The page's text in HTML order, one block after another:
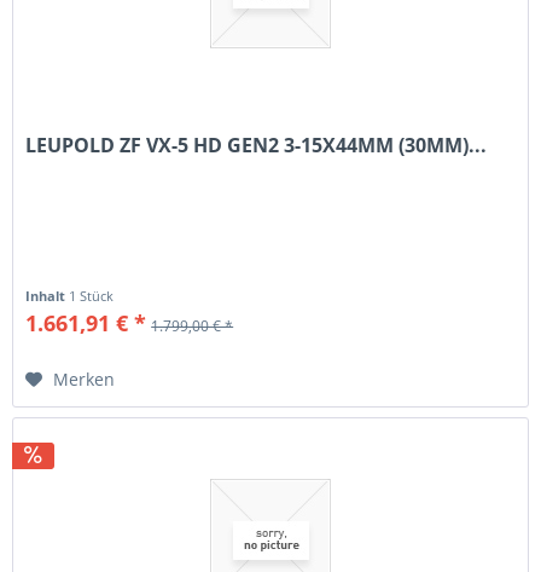
LEUPOLD ZF VX-5 HD GEN2 3-15X44MM (30MM)...
Inhalt 1 Stück
1.661,91 € * 1.799,00 € *
Merken